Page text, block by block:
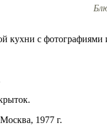
кухни с фотографиями
1977 г.